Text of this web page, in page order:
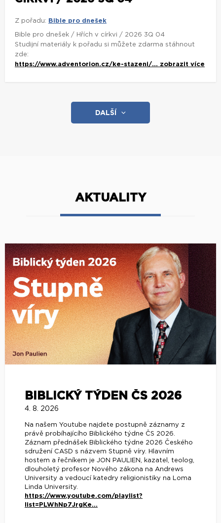
Z pořadu: Bible pro dnešek
Bible pro dnešek / Hřích v církvi / 2026 3Q 04
Studijní materiály k pořadu si můžete zdarma stáhnout
zde:
https://www.adventorion.cz/ke-stazeni/... zobrazit více
DALŠÍ
AKTUALITY
BIBLICKÝ TÝDEN ČS 2026
4. 8. 2026
Na našem Youtube najdete postupně záznamy z
právě probíhajícího Biblického týdne ČS 2026.
Záznam přednášek Biblického týdne 2026 Českého
sdružení CASD s názvem Stupně víry. Hlavním
hostem a řečníkem je JON PAULIEN, kazatel, teolog,
dlouholetý profesor Nového zákona na Andrews
University a vedoucí katedry religionistiky na Loma
Linda University.
https://www.youtube.com/playlist?
list=PLWhNp7JrgKe...